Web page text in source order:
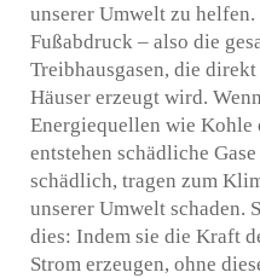
unserer Umwelt zu
Fußabdruck – also die
Treibhausgasen, die
Häuser erzeugt wird.
Energiequellen wie Kohle
entstehen schädliche
schädlich, tragen zum
unserer Umwelt schaden.
dies: Indem sie die Kraft
Strom erzeugen, ohne